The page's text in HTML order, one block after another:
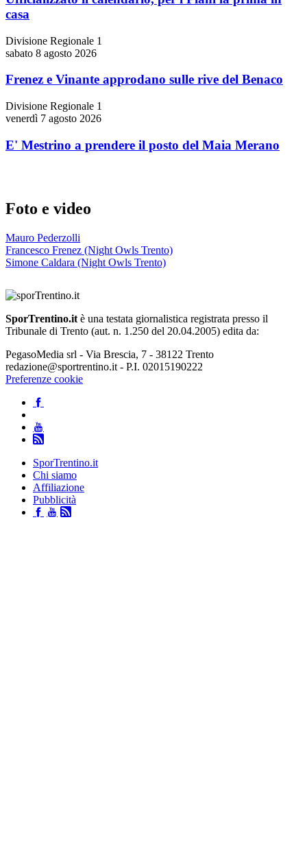
casa
Divisione Regionale 1
sabato 8 agosto 2026
Frenez e Vinante approdano sulle rive del Benaco
Divisione Regionale 1
venerdì 7 agosto 2026
E' Mestrino a prendere il posto del Maia Merano
Foto e video
Mauro Pederzolli
Francesco Frenez (Night Owls Trento)
Simone Caldara (Night Owls Trento)
SporTrentino.it è una testata giornalistica registrata presso il
Tribunale di Trento (aut. n. 1.250 del 20.04.2005) edita da:
PegasoMedia srl - Via Brescia, 7 - 38122 Trento
redazione@sportrentino.it - P.I. 02015190222
Preferenze cookie
SporTrentino.it
Chi siamo
Affiliazione
Pubblicità